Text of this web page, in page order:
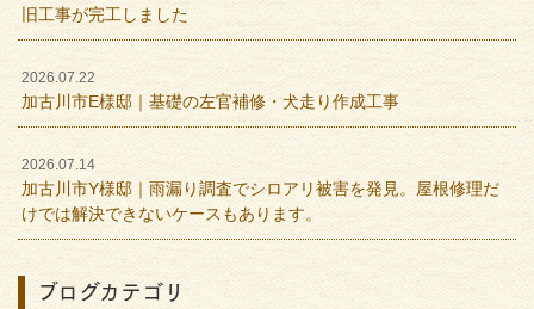
旧工事が完工しました
2026.07.22
加古川市E様邸｜基礎の左官補修・犬走り作成工事
2026.07.14
加古川市Y様邸｜雨漏り調査でシロアリ被害を発見。屋根修理だ
けでは解決できないケースもあります。
ブログカテゴリ